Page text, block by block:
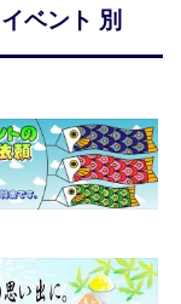
ベント 別